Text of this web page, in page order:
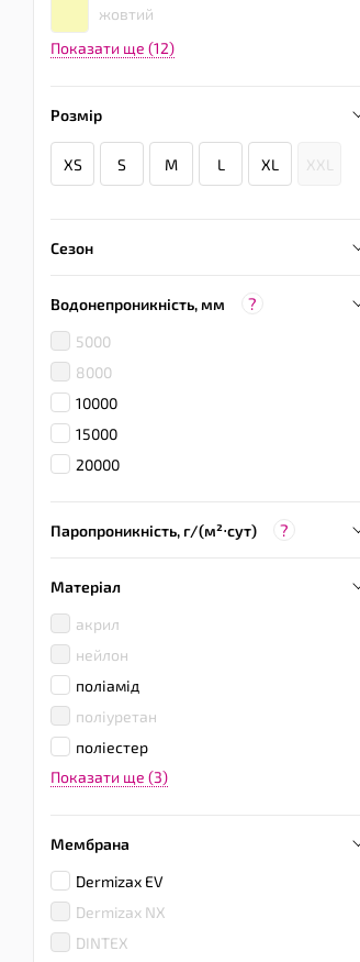
жовтий
Показати ще (12)
Розмір
XS S M L XL XXL
Сезон
Водонепроникність, мм ?
5000
8000
10000
15000
20000
Паропроникність, г/(м²⋅сут) ?
Матеріал
акрил
нейлон
поліамід
поліуретан
поліестер
Показати ще (3)
Мембрана
Dermizax EV
Dermizax NX
DINTEX